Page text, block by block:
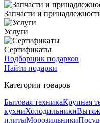
Запчасти и
Услуги
Сертификаты
Подборщик подарков
Найти подарки
Категории товаров
Бытовая техникаКрупная
кухниХолодильники
плитыМорозильники